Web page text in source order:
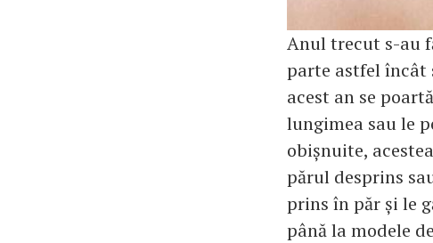
Anul trecut s-au
parte astfel încât
acest an se
lungimea sau le
obișnuite,
părul desprins
prins în păr și le
până la modele